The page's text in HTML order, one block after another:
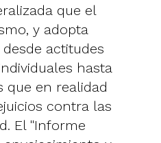
que el
y adopta
actitudes
hasta
que en realidad
contra las
El "Informe